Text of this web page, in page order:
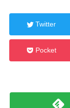
Twitter
Pocket